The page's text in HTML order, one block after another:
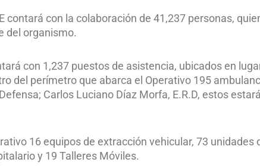
contará con la colaboración de 41,237 personas,
del organismo.
con 1,237 puestos de asistencia, ubicados en
del perímetro que abarca el Operativo 195
Carlos Luciano Díaz Morfa, E.R.D, estos
16 equipos de extracción vehicular, 73 unidades
y 19 Talleres Móviles.